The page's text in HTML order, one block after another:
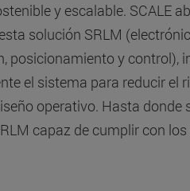
y escalable. SCALE
solución SRLM
posicionamiento y control),
el sistema para reducir el
operativo. Hasta donde
capaz de cumplir con